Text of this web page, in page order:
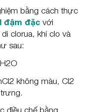
bằng cách thực
đậm đặc với
clorua, khí clo và
sau:
không màu, Cl2